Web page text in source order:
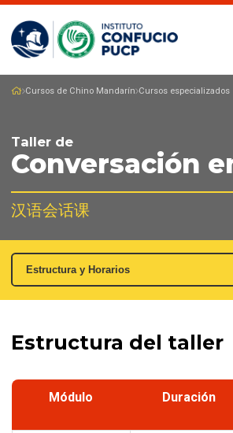
Cursos de Chino Mandarín Cursos especializados
Taller de
Conversación
汉语会话课
Estructura del taller
Módulo Duración